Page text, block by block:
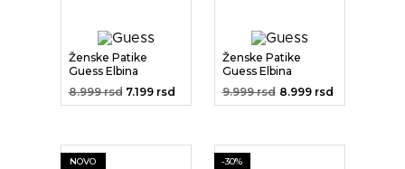
Ženske Patike
Guess Elbina
8.999 rsd 7.199 rsd
Ženske Patike
Guess Elbina
9.999 rsd 8.999 rsd
NOVO -30%